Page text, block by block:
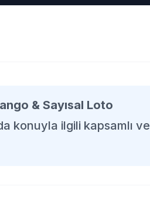
& Sayısal Loto
konuyla ilgili kapsamlı ve